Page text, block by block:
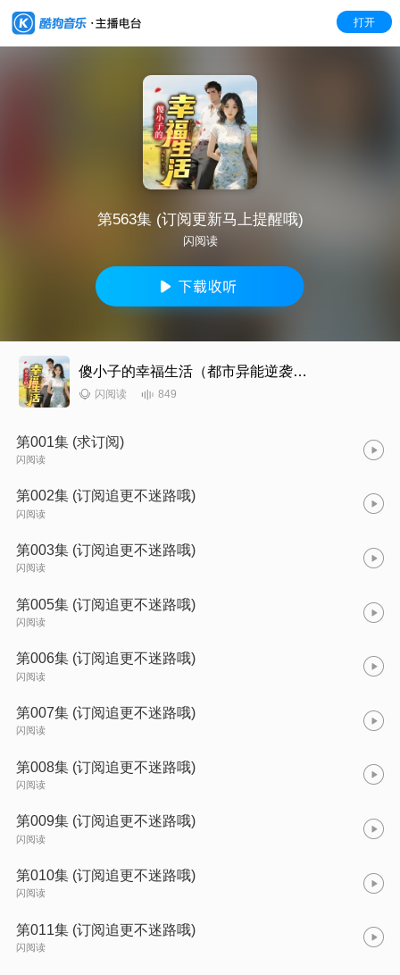
打开
第563集 (订阅更新马上提醒哦)
闪阅读
傻小子的幸福生活（都市异能逆袭爽文）
闪阅读 849
第001集 (求订阅)
闪阅读
第002集 (订阅追更不迷路哦)
闪阅读
第003集 (订阅追更不迷路哦)
闪阅读
第005集 (订阅追更不迷路哦)
闪阅读
第006集 (订阅追更不迷路哦)
闪阅读
第007集 (订阅追更不迷路哦)
闪阅读
第008集 (订阅追更不迷路哦)
闪阅读
第009集 (订阅追更不迷路哦)
闪阅读
第010集 (订阅追更不迷路哦)
闪阅读
第011集 (订阅追更不迷路哦)
闪阅读